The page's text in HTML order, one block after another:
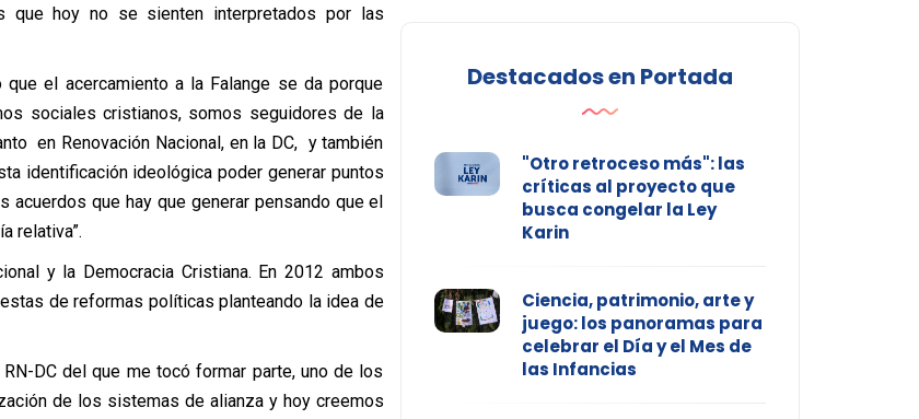
que hoy no se sienten interpretados por las
el acercamiento a la Falange se da porque
sociales cristianos, somos seguidores de la
en Renovación Nacional, en la DC, y también
identificación ideológica poder generar puntos
que hay que generar pensando que el
relativa”.
y la Democracia Cristiana. En 2012 ambos
de reformas políticas planteando la idea de
DC del que me tocó formar parte, uno de los
de los sistemas de alianza y hoy creemos
Destacados en Portada
"Otro retroceso más": las
críticas al proyecto que
busca congelar la Ley
Karin
Ciencia, patrimonio, arte y
juego: los panoramas para
celebrar el Día y el Mes de
las Infancias